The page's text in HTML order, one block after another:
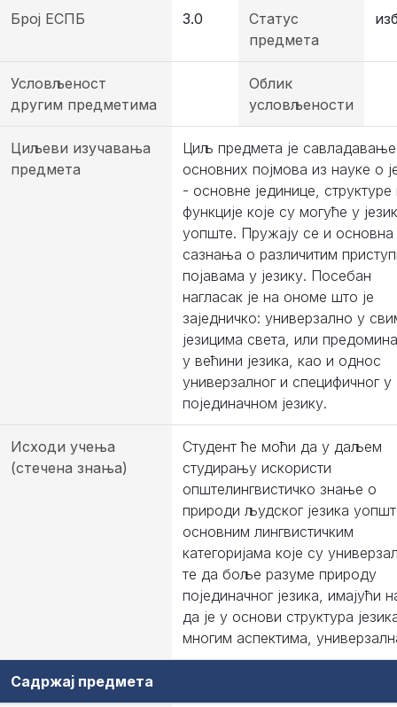
Број ЕСПБ 3.0
Статус
предмета
Условљеност
другим предметима
Облик
условљености
Циљеви изучавања
предмета
Циљ предмета је савладавање
основних појмова из науке о
- основне јединице, структуре
функције које су могуће у
уопште. Пружају се и основна
сазнања о различитим
појавама у језику. Посебан
нагласак је на ономе што је
заједничко: универзално у
језицима света, или
у већини језика, као и однос
универзалног и специфичног у
појединачном језику.
Исходи учења
(стечена знања)
Студент ће моћи да у даљем
студирању искористи
општелингвистичко знање о
природи људског језика
основним лингвистичким
категоријама које су
те да боље разуме природу
појединачног језика, имајући
да је у основи структура
многим аспектима,
Садржај предмета